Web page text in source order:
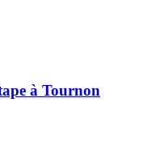
à Tournon